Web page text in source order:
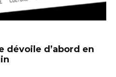
dévoile d’abord en